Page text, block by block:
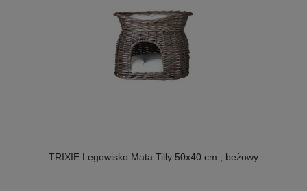
TRIXIE Legowisko Mata Tilly 50x40 cm , beżowy